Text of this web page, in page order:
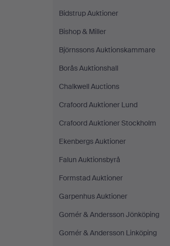
Bidstrup Auktioner
Bishop & Miller
Björnssons Auktionskammare
Borås Auktionshall
Chalkwell Auctions
Crafoord Auktioner Lund
Crafoord Auktioner Stockholm
Ekenbergs Auktioner
Falun Auktionsbyrå
Formstad Auktioner
Garpenhus Auktioner
Gomér & Andersson Jönköping
Gomér & Andersson Linköping